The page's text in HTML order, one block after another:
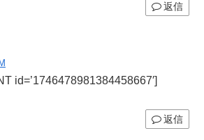
返信
id=’1746478981384458667′]
返信